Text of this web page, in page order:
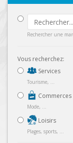
Rechercher une
Vous recherchez:
Services
Tourisme, ...
Commerces
Mode, ...
Loisirs
Plages, sports, ...